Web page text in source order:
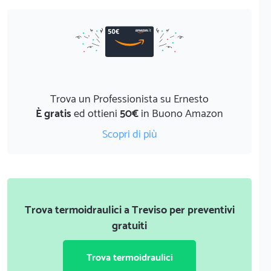
Trova un Professionista su Ernesto
È gratised ottieni50€in Buono Amazon
Scopri di più
Trova termoidraulici a Treviso per preventivi
gratuiti
Trova termoidraulici